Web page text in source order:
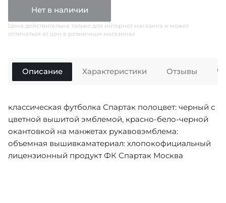
Нет в наличии
Цена действительна только для интернет магазина и может
отличаться от цен в розничных магазинах
Описание
классическая футболка Спартак полоцвет: черный с
цветной вышитой эмблемой, красно-бело-черной
окантовкой на манжетах рукавовэмблема:
объемная вышивкаматериал: хлопокофициальный
лицензионный продукт ФК Спартак Москва
Характеристики Отзывы